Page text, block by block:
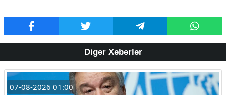
Digər Xəbərlər
07-08-2026 01:00